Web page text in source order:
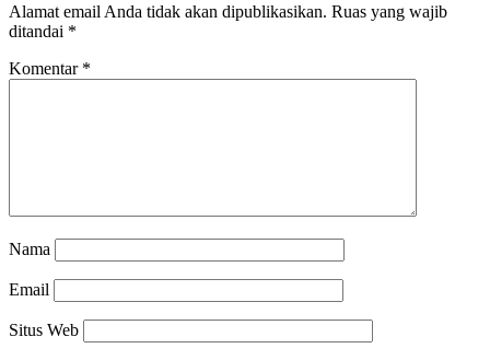
Alamat email Anda tidak akan dipublikasikan. Ruas yang wajib
ditandai *
Komentar *
Nama
Email
Situs Web